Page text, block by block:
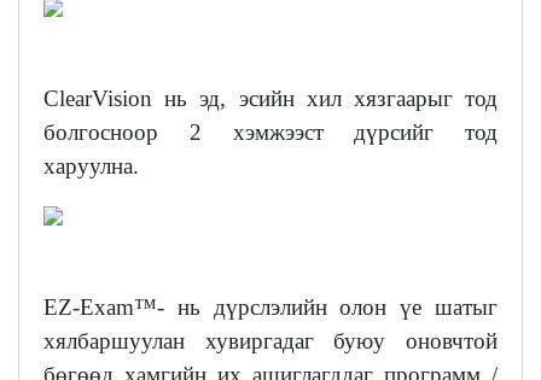
ClearVision нь эд, эсийн хил хязгаарыг тод
болгосноор 2 хэмжээст дүрсийг тод
харуулна.
EZ-Exam™- нь дүрслэлийн олон үе шатыг
хялбаршуулан хувиргадаг буюу оновчтой
бөгөөд хамгийн их ашиглагддаг программ /